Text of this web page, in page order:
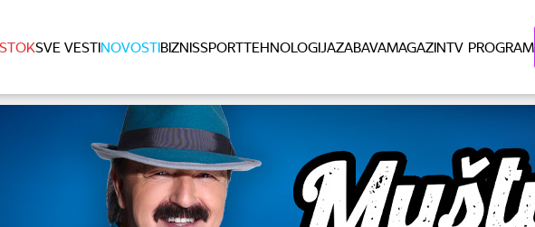
SVE VESTINOVOSTIBIZNISSPORTTEHNOLOGIJAZABAVAMAGAZINTV PROGRAM